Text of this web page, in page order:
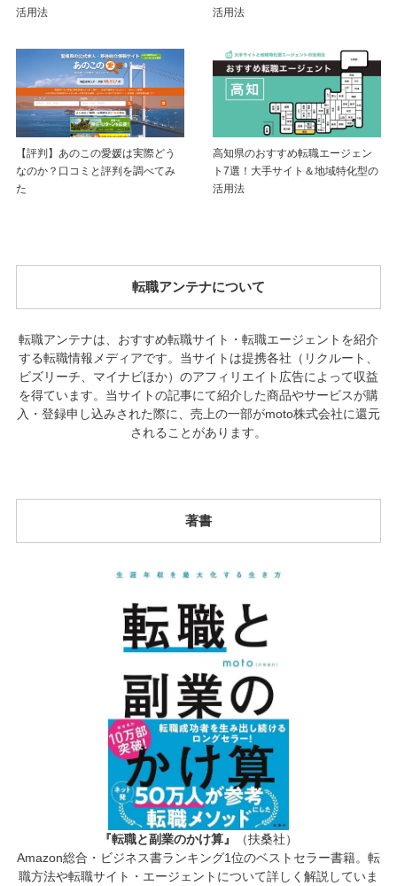
活用法
活用法
【評判】あのこの愛媛は実際どう
なのか？口コミと評判を調べてみ
た
高知県のおすすめ転職エージェン
ト7選！大手サイト＆地域特化型の
活用法
転職アンテナについて
転職アンテナは、おすすめ転職サイト・転職エージェントを紹介
する転職情報メディアです。当サイトは提携各社（リクルート、
ビズリーチ、マイナビほか）のアフィリエイト広告によって収益
を得ています。当サイトの記事にて紹介した商品やサービスが購
入・登録申し込みされた際に、売上の一部がmoto株式会社に還元
されることがあります。
著書
『転職と副業のかけ算』
（扶桑社）
Amazon総合・ビジネス書ランキング1位のベストセラー書籍。転
職方法や転職サイト・エージェントについて詳しく解説していま